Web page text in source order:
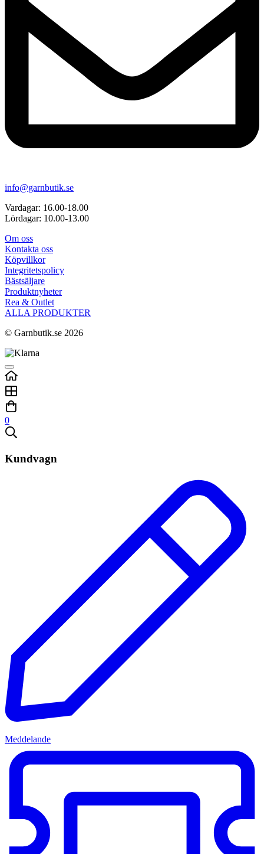
info@garnbutik.se
Vardagar: 16.00-18.00
Lördagar: 10.00-13.00
Om oss
Kontakta oss
Köpvillkor
Integritetspolicy
Bästsäljare
Produktnyheter
Rea & Outlet
ALLA PRODUKTER
© Garnbutik.se 2026
0
Kundvagn
Meddelande